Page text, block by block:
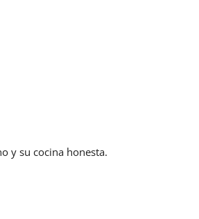
y su cocina honesta.